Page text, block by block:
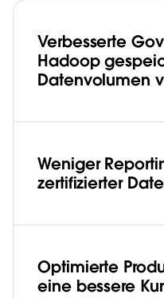
Verbesserte
Hadoop
Datenvolumen
Weniger
zertifizierter
Optimierte
eine bessere